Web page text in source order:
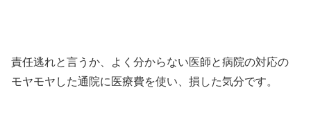
責任逃れと言うか、よく分からない医師と病院の対応の
モヤモヤした通院に医療費を使い、損した気分です。